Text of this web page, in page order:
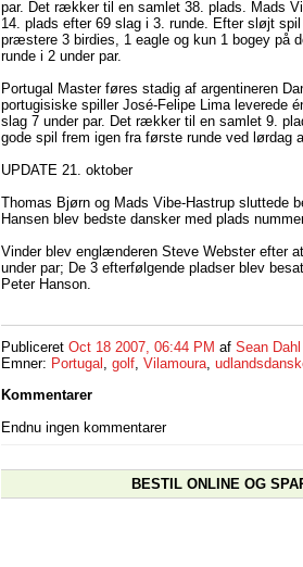
par. Det rækker til en samlet 38. plads. Mads
14. plads efter 69 slag i 3. runde. Efter sløjt
præstere 3 birdies, 1 eagle og kun 1 bogey på
runde i 2 under par.
Portugal Master føres stadig af argentineren
portugisiske spiller José-Felipe Lima leverede
slag 7 under par. Det rækker til en samlet 9.
gode spil frem igen fra første runde ved lørdag
UPDATE 21. oktober
Thomas Bjørn og Mads Vibe-Hastrup sluttede
Hansen blev bedste dansker med plads
Vinder blev englænderen Steve Webster efter
under par; De 3 efterfølgende pladser blev
Peter Hanson.
Publiceret Oct 18 2007, 06:44 PM af Sean Dahl
Emner: Portugal , golf, Vilamoura,
Kommentarer
Endnu ingen kommentarer
BESTIL ONLINE OG